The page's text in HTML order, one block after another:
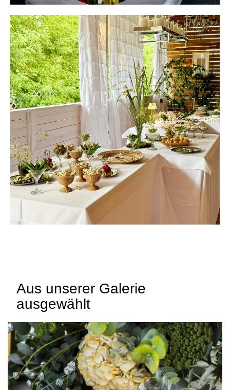
Aus unserer Galerie
ausgewählt